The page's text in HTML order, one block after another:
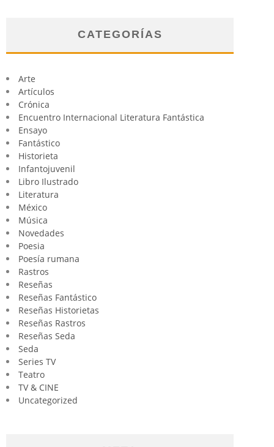
CATEGORÍAS
Arte
Artículos
Crónica
Encuentro Internacional Literatura Fantástica
Ensayo
Fantástico
Historieta
Infantojuvenil
Libro Ilustrado
Literatura
México
Música
Novedades
Poesia
Poesía rumana
Rastros
Reseñas
Reseñas Fantástico
Reseñas Historietas
Reseñas Rastros
Reseñas Seda
Seda
Series TV
Teatro
TV & CINE
Uncategorized